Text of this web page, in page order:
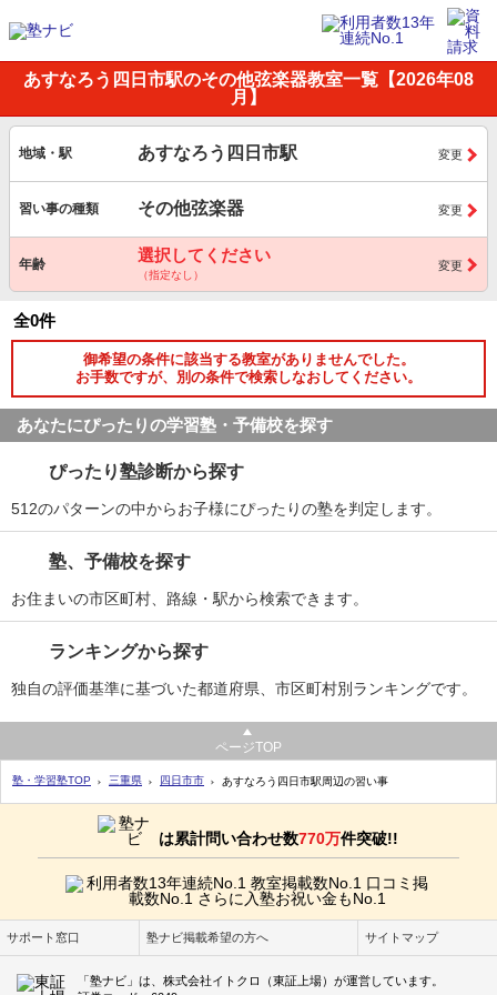
あすなろう四日市駅のその他弦楽器教室一覧【2026年08
月】
地域・駅 あすなろう四日市駅 変更
習い事の種類 その他弦楽器 変更
年齢 選択してください
（指定なし）
変更
全0件
御希望の条件に該当する教室がありませんでした。
お手数ですが、別の条件で検索しなおしてください。
あなたにぴったりの学習塾・予備校を探す
ぴったり塾診断から探す
512のパターンの中からお子様にぴったりの塾を判定します。
塾、予備校を探す
お住まいの市区町村、路線・駅から検索できます。
ランキングから探す
独自の評価基準に基づいた都道府県、市区町村別ランキングです。
ページTOP
塾・学習塾TOP 三重県 四日市市 あすなろう四日市駅周辺の習い事
は累計問い合わせ数770万件突破!!
サポート窓口 塾ナビ掲載希望の方へ サイトマップ
「塾ナビ」は、株式会社イトクロ（東証上場）が運営しています。